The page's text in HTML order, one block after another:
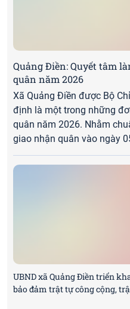
Quảng Điền: Quyết tâm
quân năm 2026
Xã Quảng Điền được Bộ
định là một trong những
quân năm 2026. ​Nhằm
giao nhận quân vào ngày
lãnh đạo Ban Chỉ huy Khu
Hương Trà phối hợp với
UBND xã Quảng Điền triển
bảo đảm trật tự công cộng,